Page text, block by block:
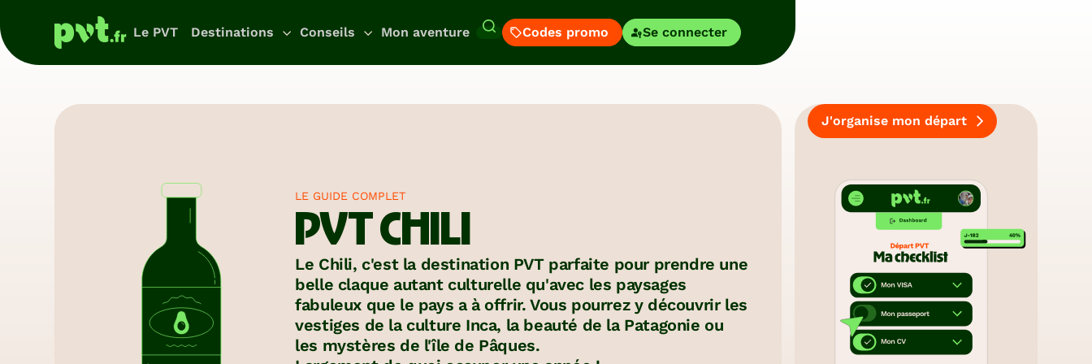
Le PVT Destinations
Australie Canada
Pérou
Uruguay
Voyages autour du
Amériques
Conseils
Nos dossiers
pratiques sont là
pour t’aider à
préparer ton départ.
Inspire-toi aussi des
témoignages de nos
voyageurs pour
préparer ton
itinéraire.
Démarches
d'arrivée
Culture
locale
Témoignages
Mon aventure Codes promo Se connecter
LE GUIDE COMPLET
PVT CHILI
Le Chili, c'est la destination PVT parfaite pour prendre une
belle claque autant culturelle qu'avec les paysages
fabuleux que le pays a à offrir. Vous pourrez y découvrir les
vestiges de la culture Inca, la beauté de la Patagonie ou
les mystères de l'île de Pâques.
J'organise mon départ